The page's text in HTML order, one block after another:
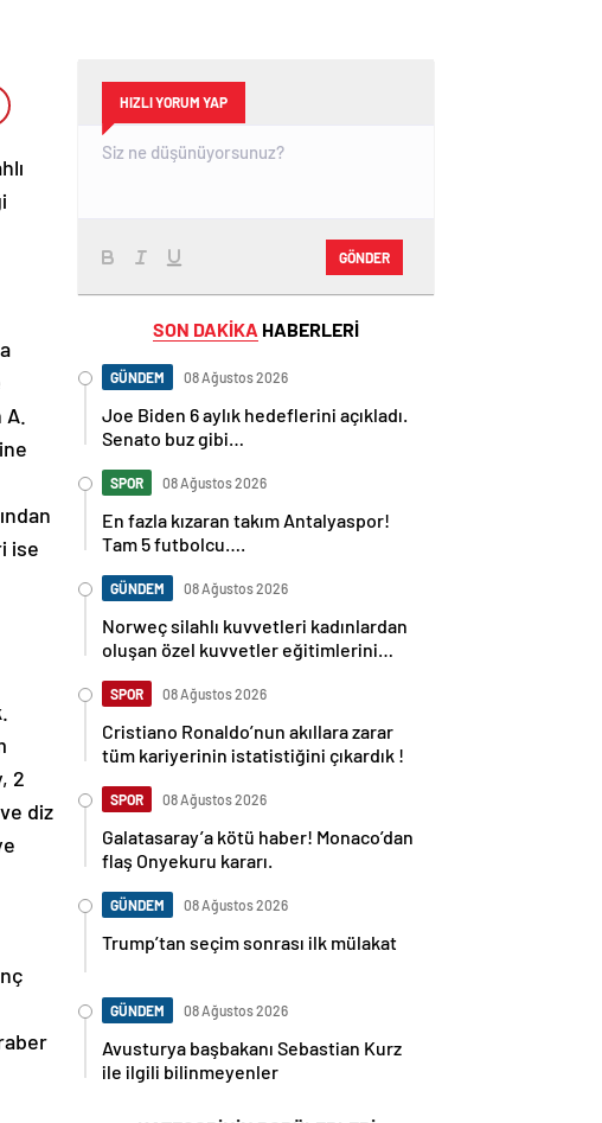
A.
ise
2
diz
HIZLI YORUM YAP
GÖNDER
SON DAKİKA HABERLERİ
GÜNDEM 08 Ağustos 2026
Joe Biden 6 aylık hedeflerini açıkladı.
Senato buz gibi…
SPOR 08 Ağustos 2026
En fazla kızaran takım Antalyaspor!
Tam 5 futbolcu….
GÜNDEM 08 Ağustos 2026
Norweç silahlı kuvvetleri kadınlardan
oluşan özel kuvvetler eğitimlerini
SPOR 08 Ağustos 2026
Cristiano Ronaldo’nun akıllara zarar
tüm kariyerinin istatistiğini çıkardık !
SPOR 08 Ağustos 2026
Galatasaray’a kötü haber! Monaco’dan
flaş Onyekuru kararı.
GÜNDEM 08 Ağustos 2026
Trump’tan seçim sonrası ilk mülakat
GÜNDEM 08 Ağustos 2026
Avusturya başbakanı Sebastian Kurz
ile ilgili bilinmeyenler